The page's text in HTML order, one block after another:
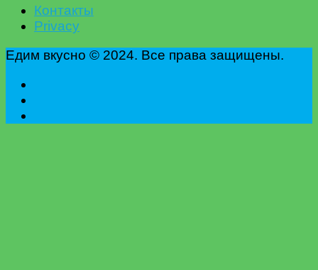
Контакты
Privacy
Едим вкусно © 2024. Все права защищены.